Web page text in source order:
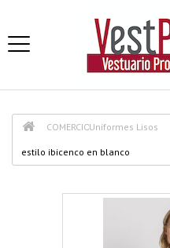
COMERCIOUniformes Lisos
estilo ibicenco en blanco